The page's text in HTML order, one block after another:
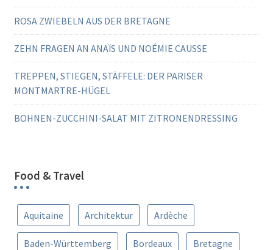
ROSA ZWIEBELN AUS DER BRETAGNE
ZEHN FRAGEN AN ANAÏS UND NOÉMIE CAUSSE
TREPPEN, STIEGEN, STÄFFELE: DER PARISER
MONTMARTRE-HÜGEL
BOHNEN-ZUCCHINI-SALAT MIT ZITRONENDRESSING
Food & Travel
Aquitaine Architektur Ardèche
Baden-Württemberg Bordeaux Bretagne